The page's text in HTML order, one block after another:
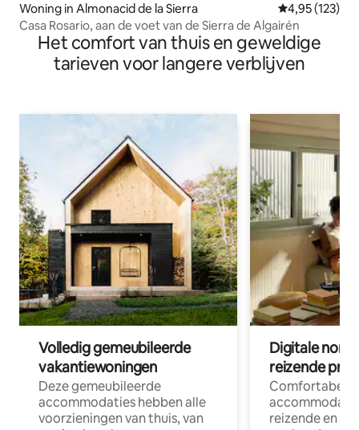
Woning in Almonacid de la Sierra Gemiddelde
4,95 (123)
Casa Rosario, aan de voet van de Sierra de Algairén
Het comfort van thuis en geweldige
tarieven voor langere verblijven
Volledig gemeubileerde
vakantiewoningen
Deze gemeubileerde
accommodaties hebben alle
voorzieningen van thuis, van
Digitale
reizende
Comfortabele
reizende en